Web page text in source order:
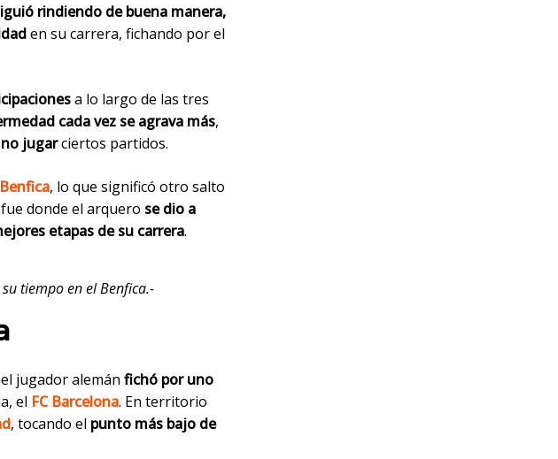
rindiendo de buena manera,
en su carrera, fichando por el
a lo largo de las tres
cada vez se agrava más,
jugarciertos partidos.
Benfica, lo que significó otro salto
donde el arquero se dio a
etapas de su carrera.
tiempo en el Benfica.-
jugador alemán fichó por uno
el FC Barcelona. En territorio
, tocando el punto más bajo de